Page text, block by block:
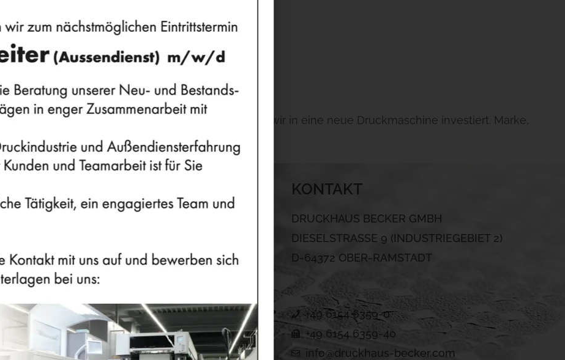
immer auf dem neuesten Stand zu bleiben haben wir in eine neue Druckmaschine investiert. Marke,
VERHALTENSKODEX
DATENSCHUTZHINWEISE
IMPRESSUM
KONTAKT
DRUCKHAUS BECKER GMBH
DIESELSTRASSE 9 (INDUSTRIEGEBIET 2)
D-64372 OBER-RAMSTADT
+49 6154 6359-0
+49 6154 6359-40
info@druckhaus-becker.com